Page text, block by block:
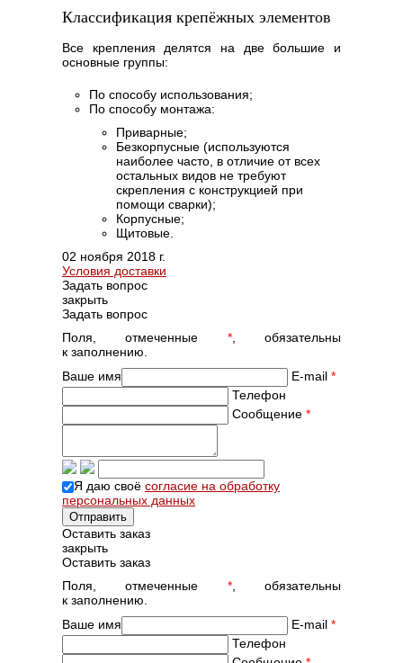
Классификация крепёжных элементов
Все крепления делятся на две большие и
основные группы:
По способу использования;
По способу монтажа:
Приварные;
Безкорпусные (используются
наиболее часто, в отличие от всех
остальных видов не требуют
скрепления с конструкцией при
помощи сварки);
Корпусные;
Щитовые.
02 ноября 2018 г.
Условия доставки
Задать вопрос
закрыть
Задать вопрос
Поля, отмеченные *, обязательны
к заполнению.
Ваше имя
E-mail *
Телефон
Сообщение *
Я даю своё согласие на обработку
персональных данных
Оставить заказ
закрыть
Оставить заказ
Поля, отмеченные *, обязательны
к заполнению.
Ваше имя
E-mail *
Телефон